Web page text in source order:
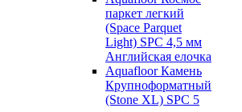
паркет легкий
(Space Parquet
Light) SPC 4,5 мм
Английская елочка
Aquafloor Камень
Крупноформатный
(Stone XL) SPC 5